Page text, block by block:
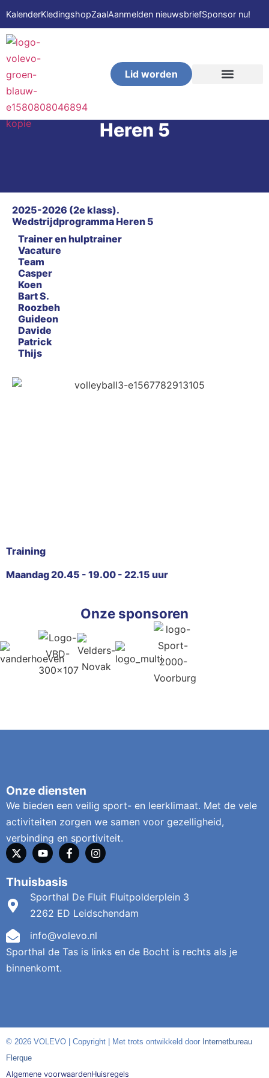
KalenderKledingshopZaalAanmelden nieuwsbriefSponsor nu!
Lid worden
Heren 5
2025-2026 (2e klass).
Wedstrijdprogramma Heren 5
Trainer en hulptrainer
Vacature
Team
Casper
Koen
Bart S.
Roozbeh
Guideon
Davide
Patrick
Thijs
Training
Maandag 20.45 - 19.00 - 22.15 uur
Onze sponsoren
Onze diensten
We bieden een veilig sport- en leerklimaat. Met de vele
activiteiten zorgen we samen voor gezelligheid,
verbinding en sportiviteit.
Thuisbasis
Sporthal De Fluit Fluitpolderplein 3
2262 ED Leidschendam
info@volevo.nl
Sporthal de Tas is links en de Bocht is rechts als je
binnenkomt.
© 2026 VOLEVO | Copyright | Met trots ontwikkeld door Internetbureau
Flerque
Algemene voorwaardenHuisregels